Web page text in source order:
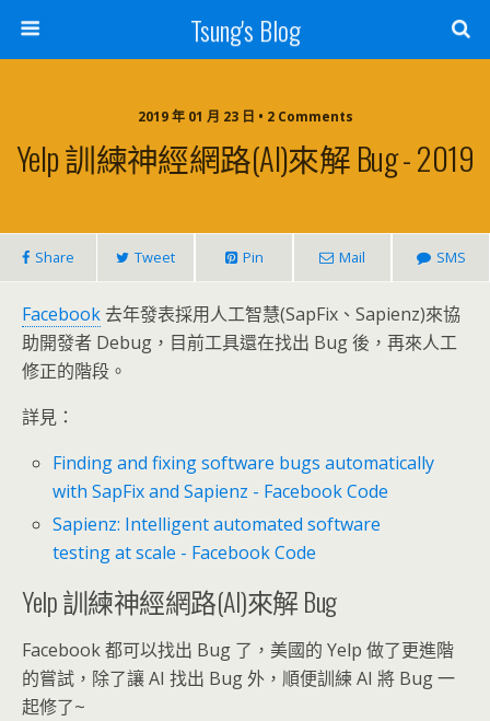
Tsung's Blog
2019 年 01 月 23 日 • 2 Comments
Yelp 訓練神經網路(AI)來解 Bug - 2019
Share Tweet Pin Mail SMS
Facebook去年發表採用人工智慧(SapFix、Sapienz)來協
助開發者 Debug，目前工具還在找出 Bug 後，再來人工
修正的階段。
詳見：
Finding and fixing software bugs automatically
with SapFix and Sapienz - Facebook Code
Sapienz: Intelligent automated software
testing at scale - Facebook Code
Yelp 訓練神經網路(AI)來解 Bug
Facebook 都可以找出 Bug 了，美國的 Yelp 做了更進階
的嘗試，除了讓 AI 找出 Bug 外，順便訓練 AI 將 Bug 一
起修了~